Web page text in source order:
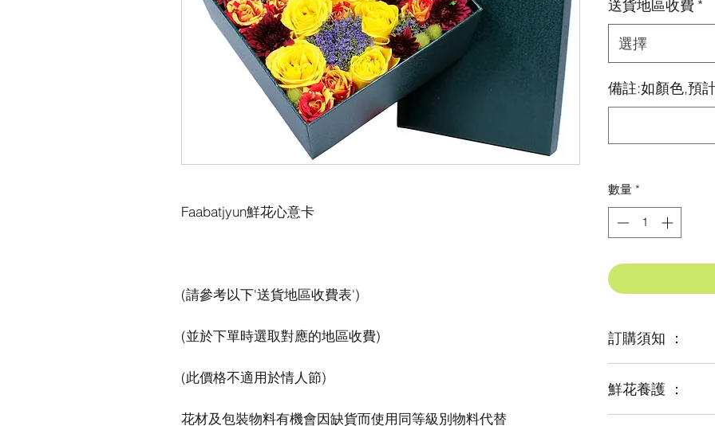
送貨地區收費 *
選擇
備註:如顏色,預
數量 *
訂購須知 ：
鮮花是季節性商品
鮮花養護 ：